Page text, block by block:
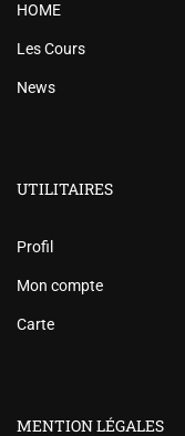
HOME
Les Cours
News
UTILITAIRES
Profil
Mon compte
Carte
MENTION LÉGALES